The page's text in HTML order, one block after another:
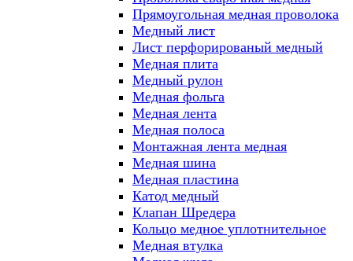
Прямоугольная медная проволока
Медный лист
Лист перфорированый медный
Медная плита
Медный рулон
Медная фольга
Медная лента
Медная полоса
Монтажная лента медная
Медная шина
Медная пластина
Катод медный
Клапан Шредера
Кольцо медное уплотнительное
Медная втулка